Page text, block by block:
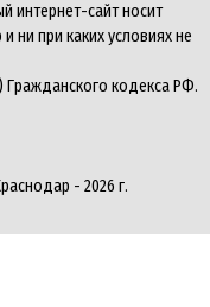
интернет-сайт носит
ни при каких условиях не
кодекса РФ.
- 2026 г.